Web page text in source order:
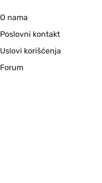
O nama
Poslovni kontakt
Uslovi korišćenja
Forum